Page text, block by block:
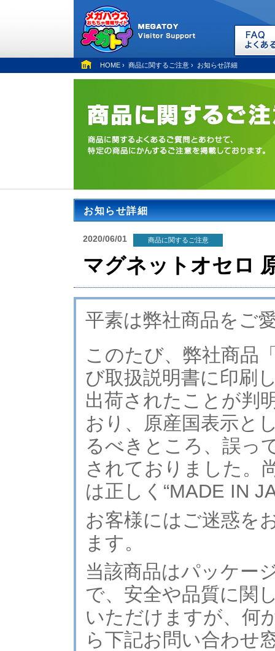
HOME › 商品に関するご注意 › お知らせ詳細
お知らせ詳細
2020/06/01 商品に関するご注意
マグネットオセロ
平素は弊社商品をご
このたび、弊社商品
び取扱説明書に印刷
出荷されたことが判
おり、原産国表示と
るべきところ、誤っ
されておりました。
は正しく“MADE IN
お客様にはご迷惑を
ます。
当該商品はパッケー
で、安全や品質に関
いただけますが、何
ら下記お問い合わせ